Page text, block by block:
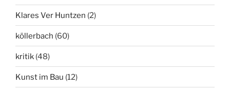
Klares Ver Huntzen (2)
köllerbach (60)
kritik (48)
Kunst im Bau (12)